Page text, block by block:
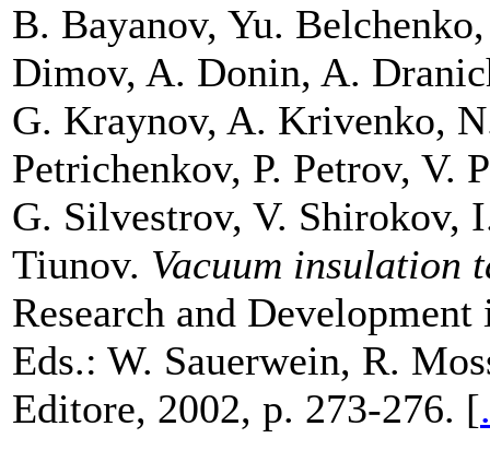
B. Bayanov, Yu.
Dimov, A. Donin, A.
G. Kraynov, A. Krivenko,
Petrichenkov, P. Petrov, V.
G. Silvestrov, V. Shirokov,
Tiunov. Vacuum insulation
Research and
Eds.: W. Sauerwein, R.
Editore, 2002, p. 273-276. [